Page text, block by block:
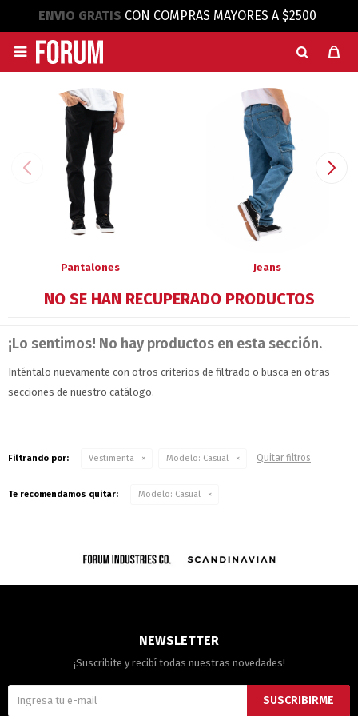
ENVIO GRATIS CON COMPRAS MAYORES A $2500

Pantalones Jeans
NO SE HAN RECUPERADO PRODUCTOS
¡Lo sentimos! No hay productos en esta sección.
Inténtalo nuevamente con otros criterios de filtrado o busca en otras
secciones de nuestro catálogo.
Filtrando por: Vestimenta Modelo: Casual Quitar filtros
Te recomendamos quitar: Modelo: Casual
NEWSLETTER
¡Suscribite y recibí todas nuestras novedades!
SUSCRIBIRME